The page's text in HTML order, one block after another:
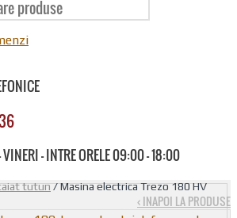
- INTRE ORELE 09:00 - 18:00
tutun/ Masina electrica Trezo 180 HV
‹ INAPOI LA PRODUSE